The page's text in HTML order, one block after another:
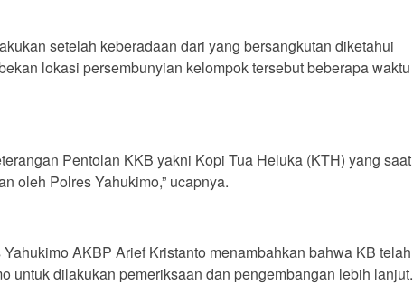
setelah keberadaan dari yang bersangkutan diketahui
lokasi persembunyian kelompok tersebut beberapa waktu
Pentolan KKB yakni Kopi Tua Heluka (KTH) yang saat
oleh Polres Yahukimo,” ucapnya.
AKBP Arief Kristanto menambahkan bahwa KB telah
untuk dilakukan pemeriksaan dan pengembangan lebih lanjut.